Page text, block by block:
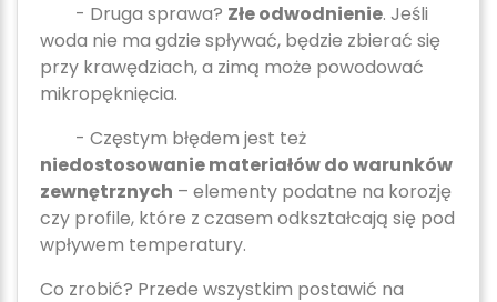
- Druga sprawa? Złe odwodnienie. Jeśli
woda nie ma gdzie spływać, będzie zbierać się
przy krawędziach, a zimą może powodować
mikropęknięcia.
- Częstym błędem jest też
niedostosowanie materiałów do warunków
zewnętrznych – elementy podatne na korozję
czy profile, które z czasem odkształcają się pod
wpływem temperatury.
Co zrobić? Przede wszystkim postawić na